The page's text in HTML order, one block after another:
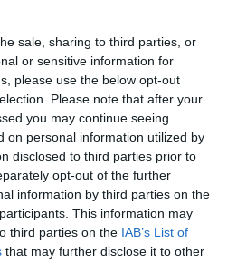
sale, sharing to third parties, or
or sensitive information for
please use the below opt-out
Please note that after your
you may continue seeing
on personal information utilized by
disclosed to third parties prior to
opt-out of the further
information by third parties on the
This information may
third parties on the IAB’s List of
that may further disclose it to other
σας τα τελευταία νέα για
το Culturenow.gr